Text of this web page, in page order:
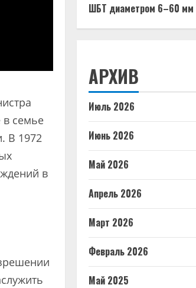
в семье
В 1972
в
ШБТ диаметром 6–60 мм
АРХИВ
Июль 2026
Июнь 2026
Май 2026
Апрель 2026
Март 2026
Февраль 2026
Май 2025